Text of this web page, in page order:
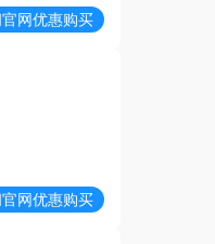
官网优惠购买
官网优惠购买